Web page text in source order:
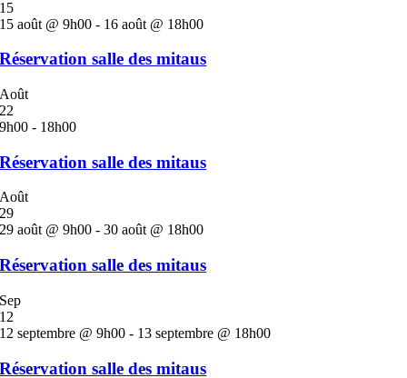
15
15 août @ 9h00 - 16 août @ 18h00
Réservation salle des mitaus
Août
22
9h00 - 18h00
Réservation salle des mitaus
Août
29
29 août @ 9h00 -30 août @ 18h00
Réservation salle des mitaus
Sep
12
12 septembre @ 9h00 - 13 septembre @ 18h00
Réservation salle des mitaus